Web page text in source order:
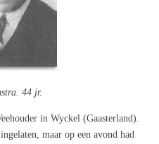
44 jr.
in Wyckel (Gaasterland).
maar op een avond had